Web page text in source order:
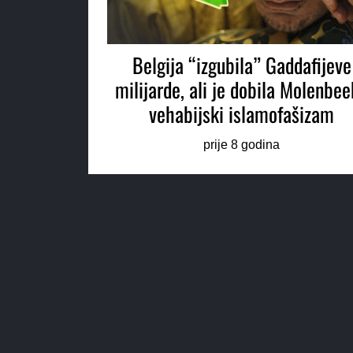
Belgija “izgubila” Gaddafijeve
milijarde, ali je dobila
vehabijski islamofašizam
prije 8 godina